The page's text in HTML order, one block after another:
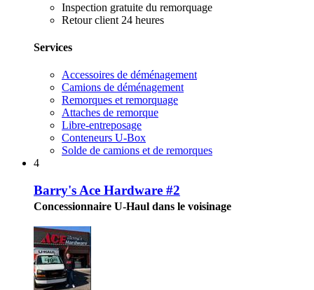
Inspection gratuite du remorquage
Retour client 24 heures
Services
Accessoires de déménagement
Camions de déménagement
Remorques et remorquage
Attaches de remorque
Libre-entreposage
Conteneurs U-Box
Solde de camions et de remorques
4
Barry's Ace Hardware #2
Concessionnaire U-Haul dans le voisinage